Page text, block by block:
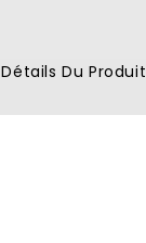
Détails Du Produit